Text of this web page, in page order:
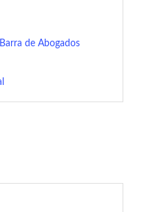
de Abogados